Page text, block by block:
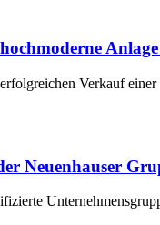
Verkauf
Neuenhauser